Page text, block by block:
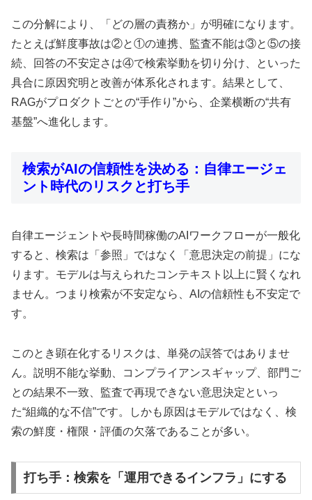
この分解により、「どの層の責務か」が明確になります。
たとえば鮮度事故は②と①の連携、監査不能は③と⑤の接
続、回答の不安定さは④で検索挙動を切り分け、といった
具合に原因究明と改善が体系化されます。結果として、
RAGがプロダクトごとの“手作り”から、企業横断の“共有
基盤”へ進化します。
検索がAIの信頼性を決める：自律エージェ
ント時代のリスクと打ち手
自律エージェントや長時間稼働のAIワークフローが一般化
すると、検索は「参照」ではなく「意思決定の前提」にな
ります。モデルは与えられたコンテキスト以上に賢くなれ
ません。つまり検索が不安定なら、AIの信頼性も不安定で
す。
このとき顕在化するリスクは、単発の誤答ではありませ
ん。説明不能な挙動、コンプライアンスギャップ、部門ご
との結果不一致、監査で再現できない意思決定といっ
た“組織的な不信”です。しかも原因はモデルではなく、検
索の鮮度・権限・評価の欠落であることが多い。
打ち手：検索を「運用できるインフラ」にする